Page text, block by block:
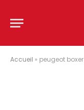
Accueil » peugeot boxer